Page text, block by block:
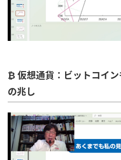
₿ 仮想通貨：ビットコイ
の兆し